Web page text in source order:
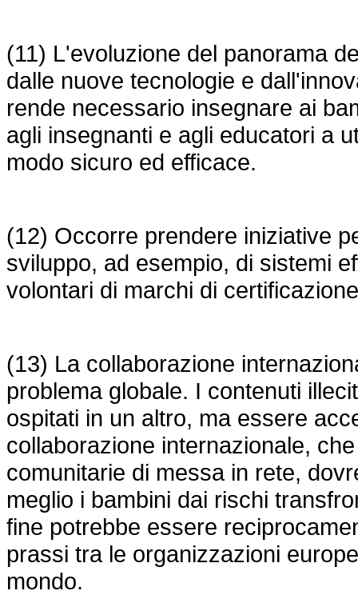
(11) L'evoluzione del panorama
dalle nuove tecnologie e
rende necessario insegnare ai
agli insegnanti e agli educatori a
modo sicuro ed efficace.
(12) Occorre prendere iniziative
sviluppo, ad esempio, di sistemi
volontari di marchi di
(13) La collaborazione
problema globale. I contenuti
ospitati in un altro, ma essere
collaborazione internazionale,
comunitarie di messa in rete,
meglio i bambini dai rischi
fine potrebbe essere
prassi tra le organizzazioni
mondo.